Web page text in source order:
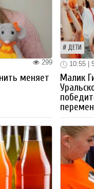
299
меняет
ДЕТИ
10:55 |
Малик